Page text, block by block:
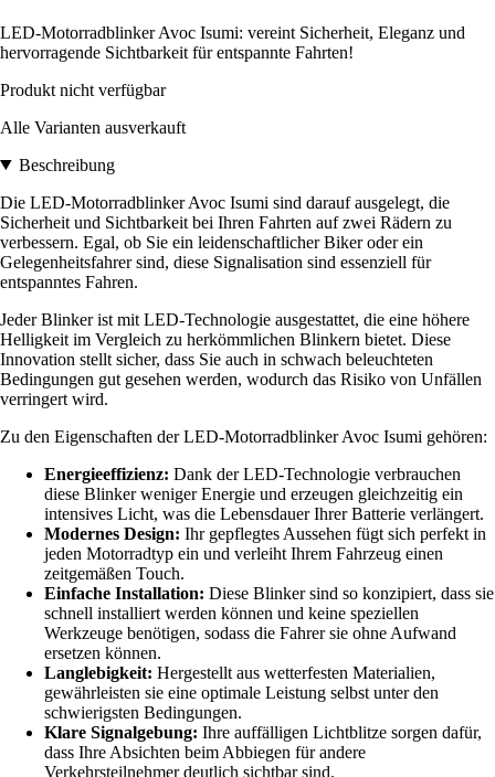
LED-Motorradblinker Avoc Isumi: vereint Sicherheit, Eleganz und
hervorragende Sichtbarkeit für entspannte Fahrten!
Produkt nicht verfügbar
Alle Varianten ausverkauft
Beschreibung
Die LED-Motorradblinker Avoc Isumi sind darauf ausgelegt, die
Sicherheit und Sichtbarkeit bei Ihren Fahrten auf zwei Rädern zu
verbessern. Egal, ob Sie ein leidenschaftlicher Biker oder ein
Gelegenheitsfahrer sind, diese Signalisation sind essenziell für
entspanntes Fahren.
Jeder Blinker ist mit LED-Technologie ausgestattet, die eine höhere
Helligkeit im Vergleich zu herkömmlichen Blinkern bietet. Diese
Innovation stellt sicher, dass Sie auch in schwach beleuchteten
Bedingungen gut gesehen werden, wodurch das Risiko von Unfällen
verringert wird.
Zu den Eigenschaften der LED-Motorradblinker Avoc Isumi gehören:
Energieeffizienz: Dank der LED-Technologie verbrauchen
diese Blinker weniger Energie und erzeugen gleichzeitig ein
intensives Licht, was die Lebensdauer Ihrer Batterie verlängert.
Modernes Design: Ihr gepflegtes Aussehen fügt sich perfekt in
jeden Motorradtyp ein und verleiht Ihrem Fahrzeug einen
zeitgemäßen Touch.
Einfache Installation: Diese Blinker sind so konzipiert, dass sie
schnell installiert werden können und keine speziellen
Werkzeuge benötigen, sodass die Fahrer sie ohne Aufwand
ersetzen können.
Langlebigkeit: Hergestellt aus wetterfesten Materialien,
gewährleisten sie eine optimale Leistung selbst unter den
schwierigsten Bedingungen.
Klare Signalgebung: Ihre auffälligen Lichtblitze sorgen dafür,
dass Ihre Absichten beim Abbiegen für andere
Verkehrsteilnehmer deutlich sichtbar sind.